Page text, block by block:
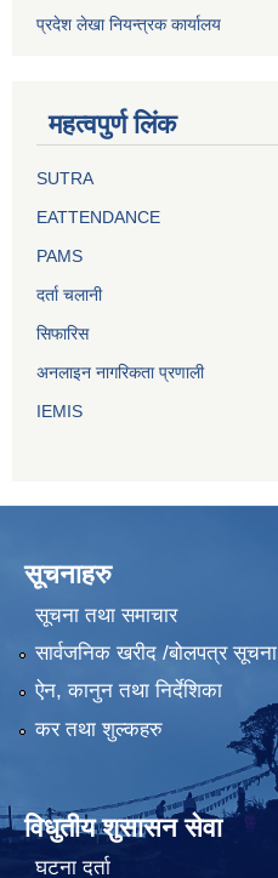
प्रदेश लेखा नियन्त्रक कार्यालय
महत्वपुर्ण लिंक
SUTRA
EATTENDANCE
PAMS
दर्ता चलानी
सिफारिस
अनलाइन नागरिकता प्रणाली
IEMIS
सूचनाहरु
सूचना तथा समाचार
सार्वजनिक खरीद /बोलपत्र सूचना
ऐन, कानुन तथा निर्देशिका
कर तथा शुल्कहरु
विधुतीय शुसासन सेवा
घटना दर्ता